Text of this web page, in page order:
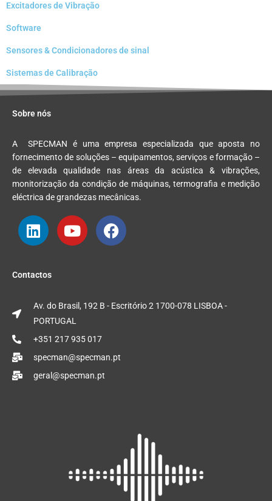
Excitadores de Vibração
Software
Sensores & Condicionadores de sinal
Sistemas de Calibração
Sobre nós
ASPECMAN é uma empresa especializada que aposta no
fornecimento de soluções – equipamentos, serviços e formação –
de elevada qualidade nas áreas da acústica & vibrações,
monitorização da condição de máquinas, termografia e medição
eléctrica de grandezas mecânicas.
L
n
k
e
d
i
n
Y
u
b
e
F
b
o
Contactos
Av. do Brasil, 192 B - Escritório 2 1700-078 LISBOA -
PORTUGAL
+351 217 935 017
specman@specman.pt
geral@specman.pt